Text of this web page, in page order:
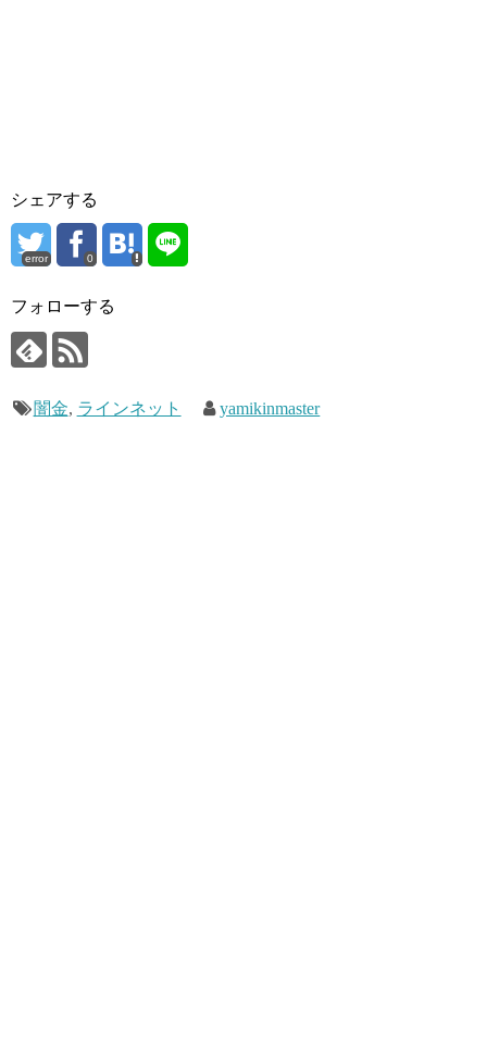
シェアする
error 0
フォローする
闇金, ラインネット yamikinmaster